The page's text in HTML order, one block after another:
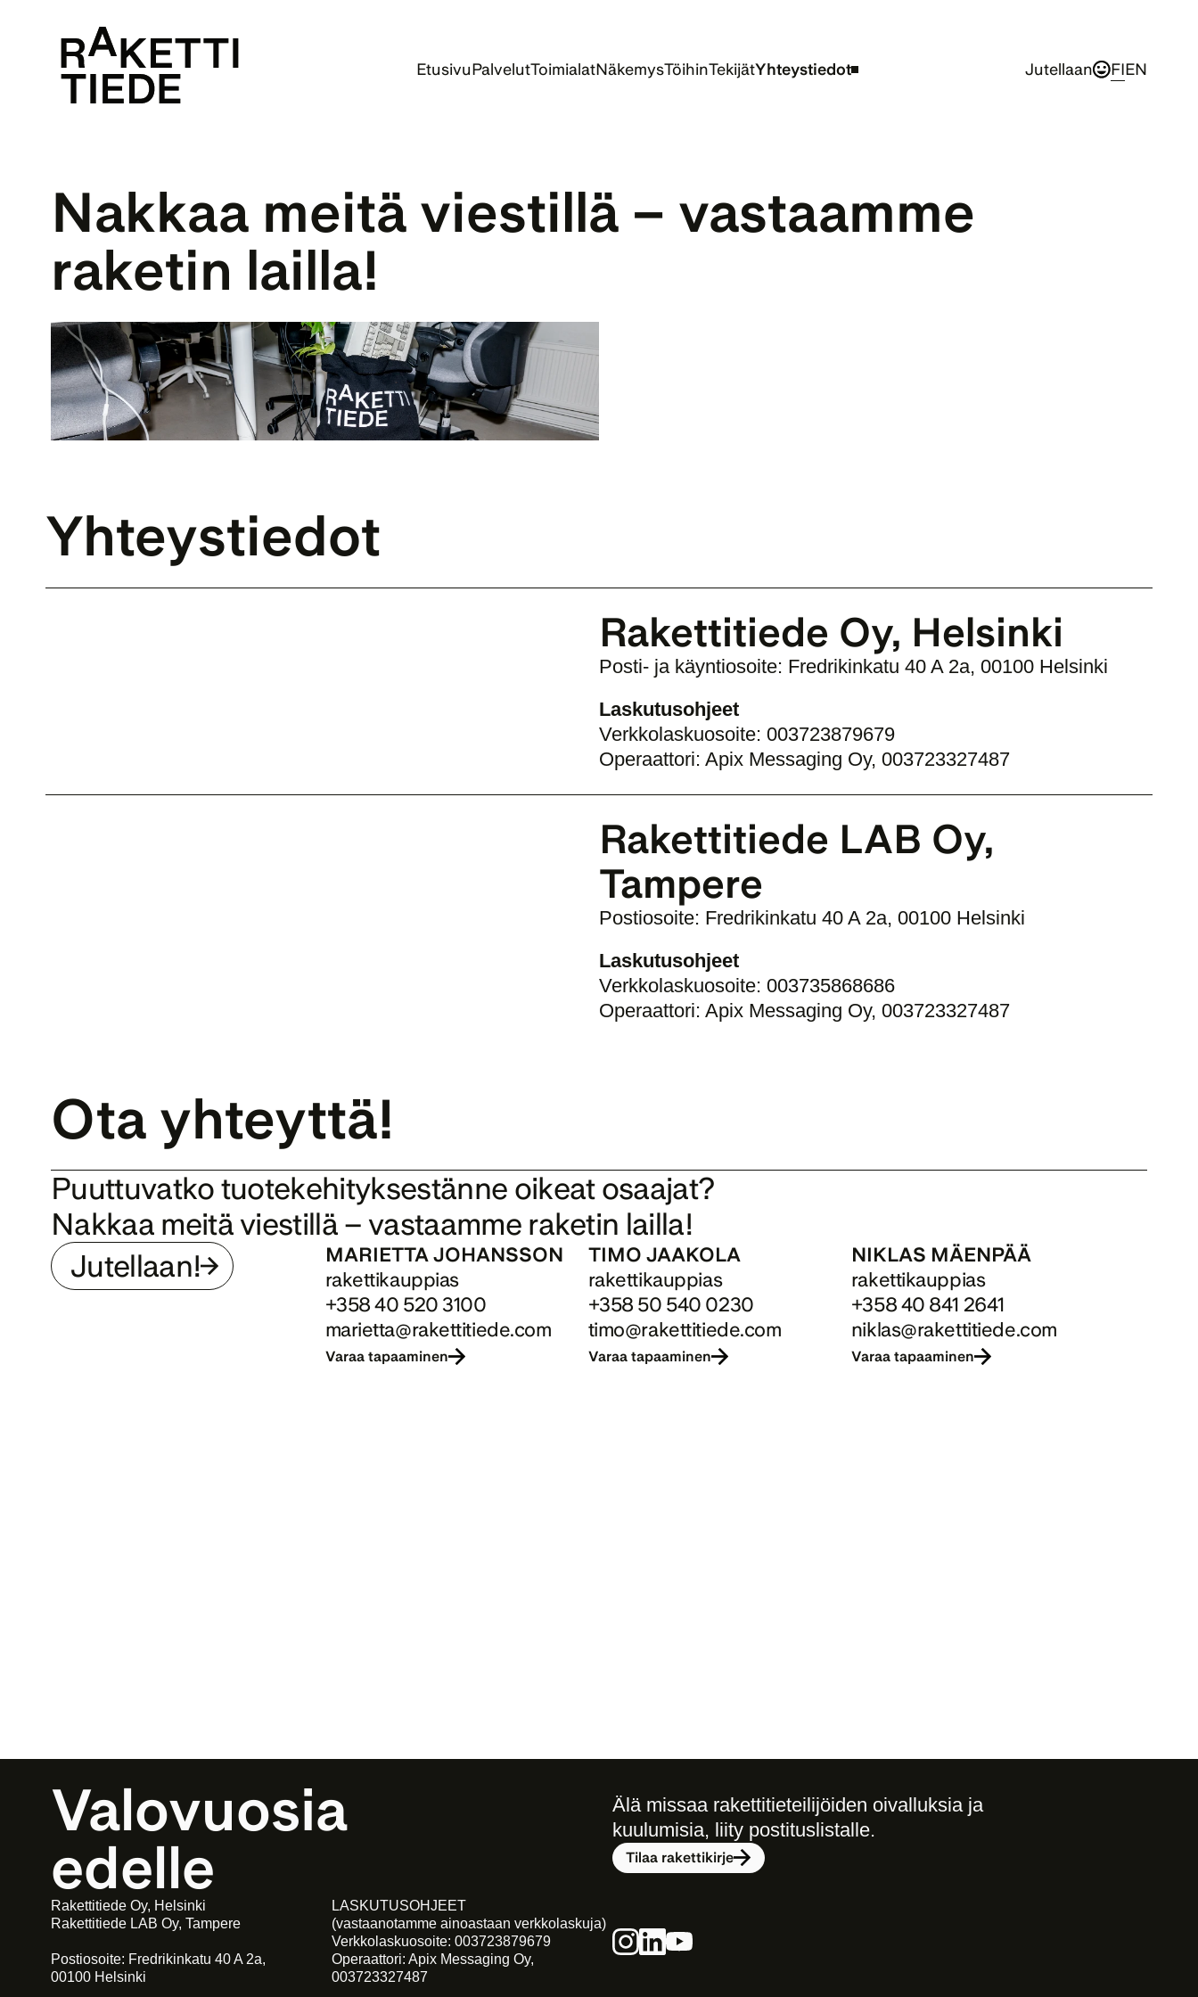
EtusivuPalvelutToimialatNäkemysTöihinTekijätYhteystiedot Jutellaan FIEN
Nakkaa meitä viestillä – vastaamme
raketin lailla!
Yhteystiedot
Rakettitiede Oy, Helsinki
Posti- ja käyntiosoite: Fredrikinkatu 40 A 2a, 00100 Helsinki
Laskutusohjeet
Verkkolaskuosoite: 003723879679
Operaattori: Apix Messaging Oy, 003723327487
Rakettitiede LAB Oy,
Tampere
Postiosoite: Fredrikinkatu 40 A 2a, 00100 Helsinki
Laskutusohjeet
Verkkolaskuosoite: 003735868686
Operaattori: Apix Messaging Oy, 003723327487
Ota yhteyttä!
Puuttuvatko tuotekehityksestänne oikeat osaajat?
Nakkaa meitä viestillä – vastaamme raketin lailla!
Jutellaan!
MARIETTA JOHANSSON
rakettikauppias
+358 40 520 3100
marietta@rakettitiede.com
Varaa tapaaminen
TIMO JAAKOLA
rakettikauppias
+358 50 540 0230
timo@rakettitiede.com
Varaa tapaaminen
NIKLAS MÄENPÄÄ
rakettikauppias
+358 40 841 2641
niklas@rakettitiede.com
Varaa tapaaminen
Valovuosia
edelle
Älä missaa rakettitieteilijöiden oivalluksia ja
kuulumisia, liity postituslistalle.
Tilaa rakettikirje
Rakettitiede Oy, Helsinki
Rakettitiede LAB Oy, Tampere
Postiosoite: Fredrikinkatu 40 A 2a,
00100 Helsinki
LASKUTUSOHJEET
(vastaanotamme ainoastaan verkkolaskuja)
Verkkolaskuosoite: 003723879679
Operaattori: Apix Messaging Oy,
003723327487